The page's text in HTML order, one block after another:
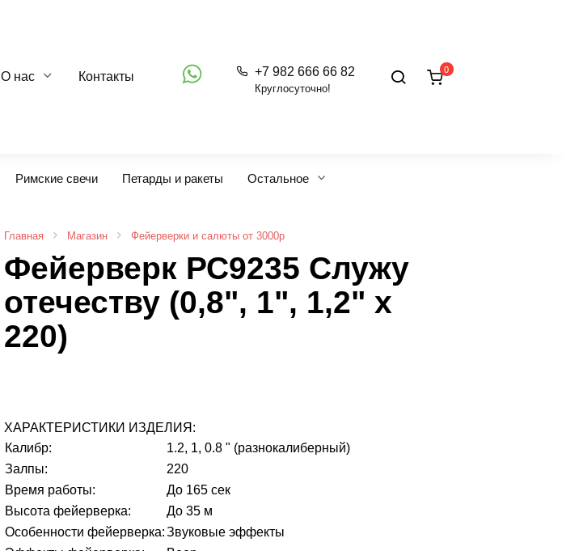
О нас Контакты +7 982 666 66 82
Круглосуточно!
0
Римские свечи Петарды и ракеты Остальное
Главная Магазин Фейерверки и салюты от 3000р
Фейерверк РС9235 Служу
отечеству (0,8", 1", 1,2" х
220)
ХАРАКТЕРИСТИКИ ИЗДЕЛИЯ:
Калибр:
1.2, 1, 0.8 " (разнокалиберный)
Залпы:
220
Время работы:
До 165 сек
Высота фейерверка:
До 35 м
Особенности фейерверка:Звуковые эффекты